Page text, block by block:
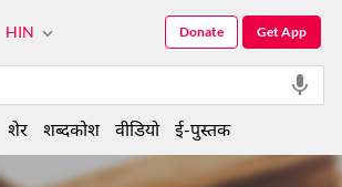
HIN Get App
Donate
शेर शब्दकोश वीडियो ई-पुस्तक